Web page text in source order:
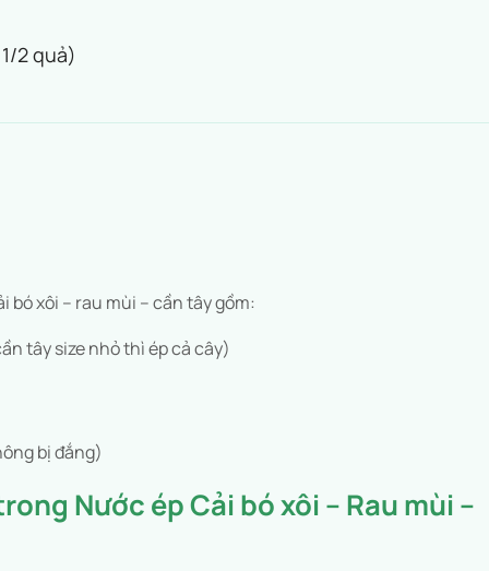
2 quả)
bó xôi – rau mùi – cần tây gồm:
tây size nhỏ thì ép cả cây)
bị đắng)
Nước ép Cải bó xôi – Rau mùi –